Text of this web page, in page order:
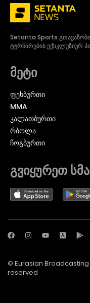
Setanta Sports
ტურნირების ექსკლუზიურ
მეტი
ᲤᲔᲮᲑᲣᲠᲗᲘ
MMA
ᲙᲐᲚᲐᲗᲑᲣᲠᲗᲘ
ᲠᲑᲝᲚᲐ
ᲩᲝᲒᲑᲣᲠᲗᲘ
გვიყურეთ
© Eurasian Broadcasting
reserved